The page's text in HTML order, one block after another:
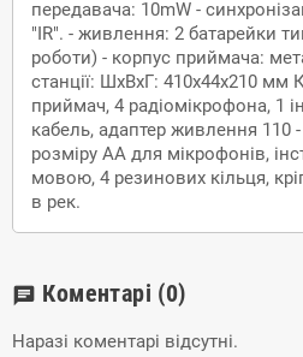
передавача: 10mW -
"IR". - живлення: 2 батарейки
роботи) - корпус приймача:
станції: ШхВхГ: 410х44х210 мм
приймач, 4 радіомікрофона, 1
кабель, адаптер живлення 110
розміру АА для мікрофонів,
мовою, 4 резинових кільця,
в рек.
chat Коментарі (0)
Наразі коментарі відсутні.